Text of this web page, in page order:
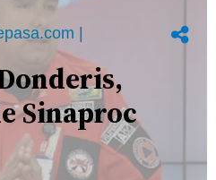
|
Sinaproc